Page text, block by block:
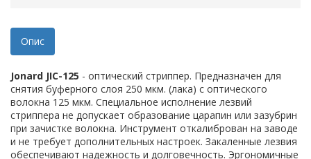
Опис
Jonard JIC-125 - оптический стриппер. Предназначен для
снятия буферного слоя 250 мкм. (лака) с оптического
волокна 125 мкм. Специальное исполнение лезвий
стриппера не допускает образование царапин или зазубрин
при зачистке волокна. Инструмент откалиброван на заводе
и не требует дополнительных настроек. Закаленные лезвия
обеспечивают надежность и долговечность. Эргономичные